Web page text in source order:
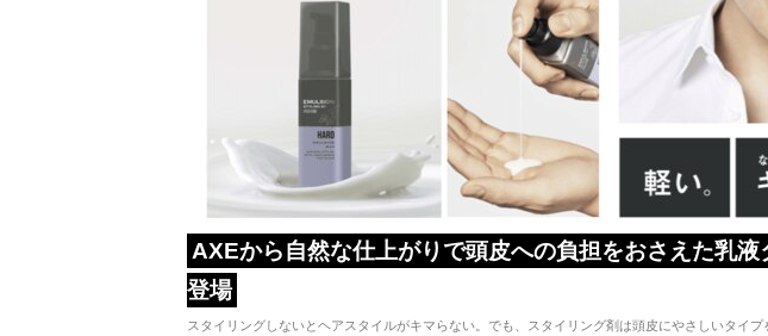
AXEから自然な仕上がりで頭皮への負担をおさえた乳
登場
スタイリングしないとヘアスタイルがキマらない。でも、スタイリング剤は頭皮にやさしいタイ